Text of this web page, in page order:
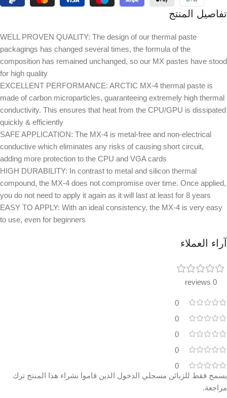
تفاصيل المنتج
WELL PROVEN QUALITY: The design of our thermal paste
packagings has changed several times, the formula of the
composition has remained unchanged, so our MX pastes have stood
for high quality
EXCELLENT PERFORMANCE: ARCTIC MX-4 thermal paste is
made of carbon microparticles, guaranteeing extremely high thermal
conductivity. This ensures that heat from the CPU/GPU is dissipated
quickly & efficiently
SAFE APPLICATION: The MX-4 is metal-free and non-electrical
conductive which eliminates any risks of causing short circuit,
adding more protection to the CPU and VGA cards
HIGH DURABILITY: In contrast to metal and silicon thermal
compound, the MX-4 does not compromise over time. Once applied,
you do not need to apply it again as it will last at least for 8 years
EASY TO APPLY: With an ideal consistency, the MX-4 is very easy
to use, even for beginners
آراء العملاء
0 reviews
0
0
0
0
0
يسمح فقط للزبائن مسجلي الدخول الذين قاموا بشراء هذا المنتج ترك
مراجعة.